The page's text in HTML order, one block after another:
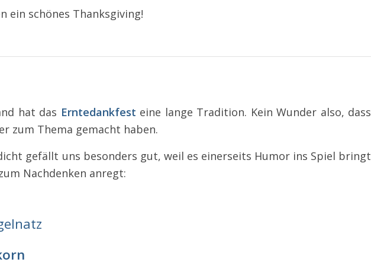
ein schönes Thanksgiving!
hat das Erntedankfest eine lange Tradition. Kein Wunder also, dass
zum Thema gemacht haben.
gefällt uns besonders gut, weil es einerseits Humor ins Spiel bringt
Nachdenken anregt: